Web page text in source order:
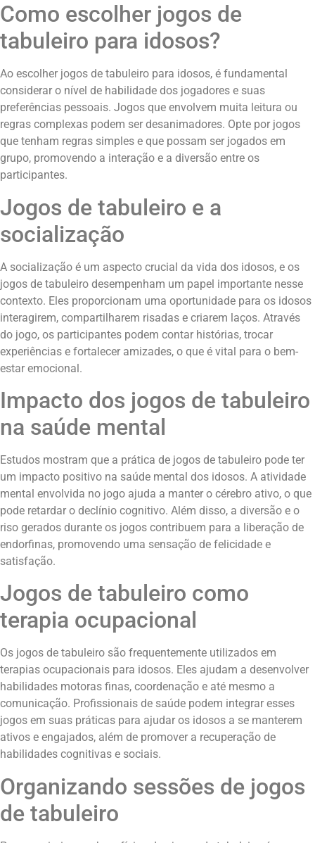
Como escolher jogos de
tabuleiro para idosos?
Ao escolher jogos de tabuleiro para idosos, é fundamental
considerar o nível de habilidade dos jogadores e suas
preferências pessoais. Jogos que envolvem muita leitura ou
regras complexas podem ser desanimadores. Opte por jogos
que tenham regras simples e que possam ser jogados em
grupo, promovendo a interação e a diversão entre os
participantes.
Jogos de tabuleiro e a
socialização
A socialização é um aspecto crucial da vida dos idosos, e os
jogos de tabuleiro desempenham um papel importante nesse
contexto. Eles proporcionam uma oportunidade para os idosos
interagirem, compartilharem risadas e criarem laços. Através
do jogo, os participantes podem contar histórias, trocar
experiências e fortalecer amizades, o que é vital para o bem-
estar emocional.
Impacto dos jogos de tabuleiro
na saúde mental
Estudos mostram que a prática de jogos de tabuleiro pode ter
um impacto positivo na saúde mental dos idosos. A atividade
mental envolvida no jogo ajuda a manter o cérebro ativo, o que
pode retardar o declínio cognitivo. Além disso, a diversão e o
riso gerados durante os jogos contribuem para a liberação de
endorfinas, promovendo uma sensação de felicidade e
satisfação.
Jogos de tabuleiro como
terapia ocupacional
Os jogos de tabuleiro são frequentemente utilizados em
terapias ocupacionais para idosos. Eles ajudam a desenvolver
habilidades motoras finas, coordenação e até mesmo a
comunicação. Profissionais de saúde podem integrar esses
jogos em suas práticas para ajudar os idosos a se manterem
ativos e engajados, além de promover a recuperação de
habilidades cognitivas e sociais.
Organizando sessões de jogos
de tabuleiro